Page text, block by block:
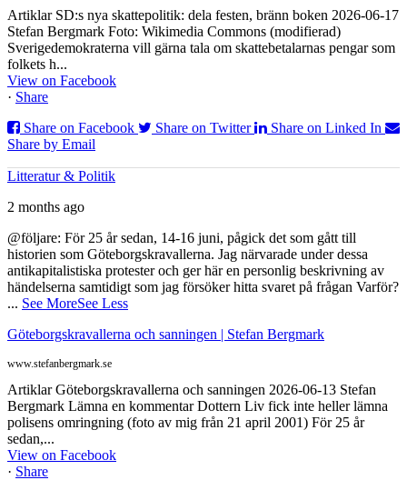
Artiklar SD:s nya skattepolitik: dela festen, bränn boken 2026-06-17
Stefan Bergmark Foto: Wikimedia Commons (modifierad)
Sverigedemokraterna vill gärna tala om skattebetalarnas pengar som
folkets h...
View on Facebook
· Share
Share on Facebook
Share on Twitter
Share on Linked In
Share by Email
Litteratur & Politik
2 months ago
@följare: För 25 år sedan, 14-16 juni, pågick det som gått till
historien som Göteborgskravallerna. Jag närvarade under dessa
antikapitalistiska protester och ger här en personlig beskrivning av
händelserna samtidigt som jag försöker hitta svaret på frågan Varför?
... See MoreSee Less
Göteborgskravallerna och sanningen | Stefan Bergmark
www.stefanbergmark.se
Artiklar Göteborgskravallerna och sanningen 2026-06-13 Stefan
Bergmark Lämna en kommentar Dottern Liv fick inte heller lämna
polisens omringning (foto av mig från 21 april 2001) För 25 år
sedan,...
View on Facebook
· Share